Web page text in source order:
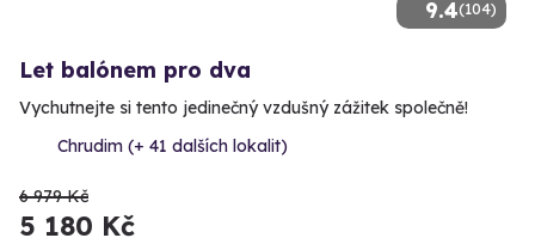
9.4(104)
Let balónem pro dva
Vychutnejte si tento jedinečný vzdušný zážitek společně!
Chrudim (+ 41 dalších lokalit)
6 979 Kč
5 180 Kč